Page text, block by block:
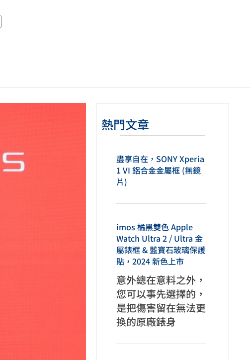
熱門文章
盡享自在，SONY Xperia
1 VI 鋁合金金屬框 (無鏡
片)
imos 橘黑雙色 Apple
Watch Ultra 2 / Ultra 金
屬錶框 & 藍寶石玻璃保護
貼，2024 新色上市
意外總在意料之外，
您可以事先選擇的，
是把傷害留在無法更
換的原廠錶身